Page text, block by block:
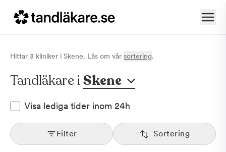
Hittar 3 kliniker i Skene. Läs om vår sortering.
Tandläkare i Skene
Visa lediga tider inom 24h
Filter Sortering